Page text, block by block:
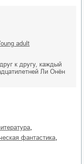
young adult
к другу, каждый
Ли Онён
фантастика